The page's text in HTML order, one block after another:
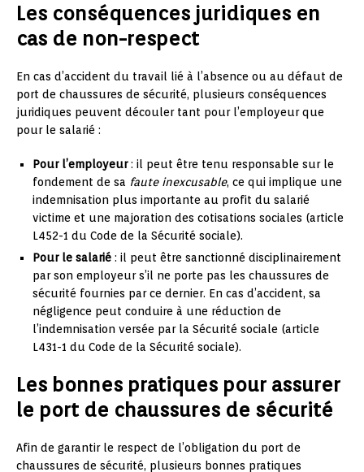
Les conséquences juridiques en
cas de non-respect
En cas d’accident du travail lié à l’absence ou au défaut de
port de chaussures de sécurité, plusieurs conséquences
juridiques peuvent découler tant pour l’employeur que
pour le salarié :
Pour l’employeur: il peut être tenu responsable sur le
fondement de sa faute inexcusable, ce qui implique une
indemnisation plus importante au profit du salarié
victime et une majoration des cotisations sociales (article
L452-1 du Code de la Sécurité sociale).
Pour le salarié : il peut être sanctionné disciplinairement
par son employeur s’il ne porte pas les chaussures de
sécurité fournies par ce dernier. En cas d’accident, sa
négligence peut conduire à une réduction de
l’indemnisation versée par la Sécurité sociale (article
L431-1 du Code de la Sécurité sociale).
Les bonnes pratiques pour assurer
le port de chaussures de sécurité
Afin de garantir le respect de l’obligation du port de
chaussures de sécurité, plusieurs bonnes pratiques